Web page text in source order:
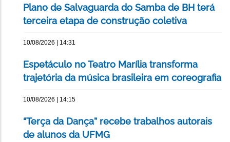
Plano de Salvaguarda do Samba de BH terá
terceira etapa de construção coletiva
10/08/2026 | 14:31
Espetáculo no Teatro Marília transforma
trajetória da música brasileira em coreografia
10/08/2026 | 14:15
“Terça da Dança” recebe trabalhos autorais
de alunos da UFMG